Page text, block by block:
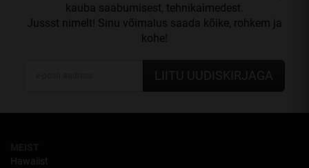
kauba saabumisest, tehnikaimedest.
Jussst nimelt! Sinu võimalus saada kõike, rohkem ja
kohe!
LIITU UUDISKIRJAGA
Hawaiist